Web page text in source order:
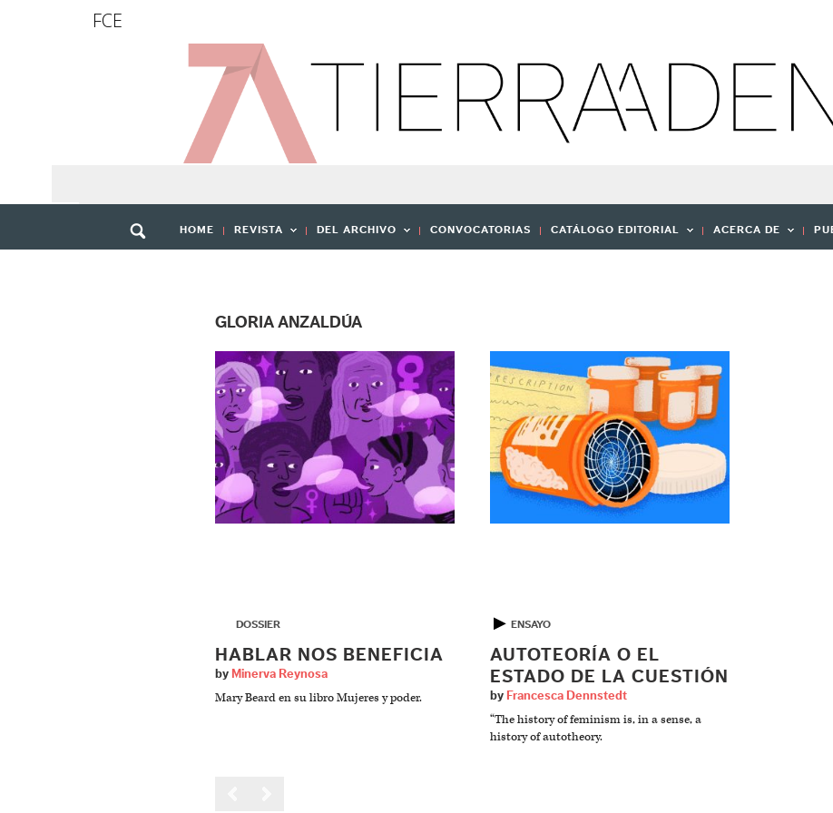
FCE
HOME REVISTA DEL ARCHIVO CONVOCATORIAS CATÁLOGO EDITORIAL ACERCA DE
GLORIA ANZALDÚA
DOSSIER
HABLAR NOS BENEFICIA
by Minerva Reynosa
Mary Beard en su libro Mujeres y poder.
▶ ENSAYO
AUTOTEORÍA O EL
ESTADO DE LA CUESTIÓN
by Francesca Dennstedt
“The history of feminism is, in a sense, a
history of autotheory.